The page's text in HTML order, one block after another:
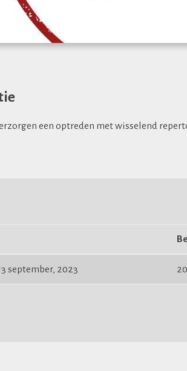
een optreden met wisselend
september, 2023